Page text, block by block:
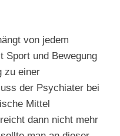
von jedem
Sport und Bewegung
zu einer
der Psychiater bei
Mittel
dann nicht mehr